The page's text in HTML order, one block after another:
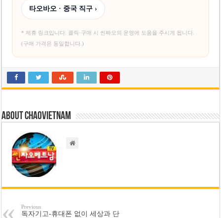
타오바오 · 중국 직구 ›
* 제휴 링크입니다. 클릭·구매 시 씬짜오의 운영에 도움을 주시게 됩니다.
(구매 가격은 동일합니다.)
About chaovietnam
Previous
독자기고-휴대폰 없이 세상과 단